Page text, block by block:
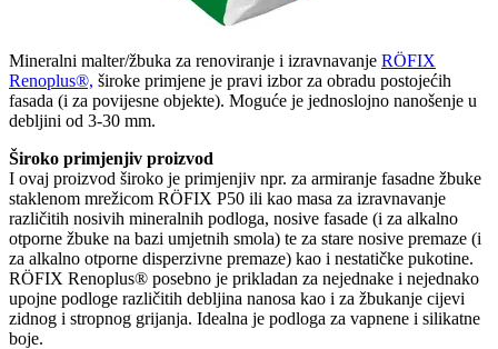
Mineralni malter/žbuka za renoviranje i izravnavanje RÖFIX
Renoplus®, široke primjene je pravi izbor za obradu postojećih
fasada (i za povijesne objekte). Moguće je jednoslojno nanošenje u
debljini od 3-30 mm.
Široko primjenjiv proizvod
I ovaj proizvod široko je primjenjiv npr. za armiranje fasadne žbuke
staklenom mrežicom RÖFIX P50 ili kao masa za izravnavanje
različitih nosivih mineralnih podloga, nosive fasade (i za alkalno
otporne žbuke na bazi umjetnih smola) te za stare nosive premaze (i
za alkalno otporne disperzivne premaze) kao i nestatičke pukotine.
RÖFIX Renoplus® posebno je prikladan za nejednake i nejednako
upojne podloge različitih debljina nanosa kao i za žbukanje cijevi
zidnog i stropnog grijanja. Idealna je podloga za vapnene i silikatne
boje.